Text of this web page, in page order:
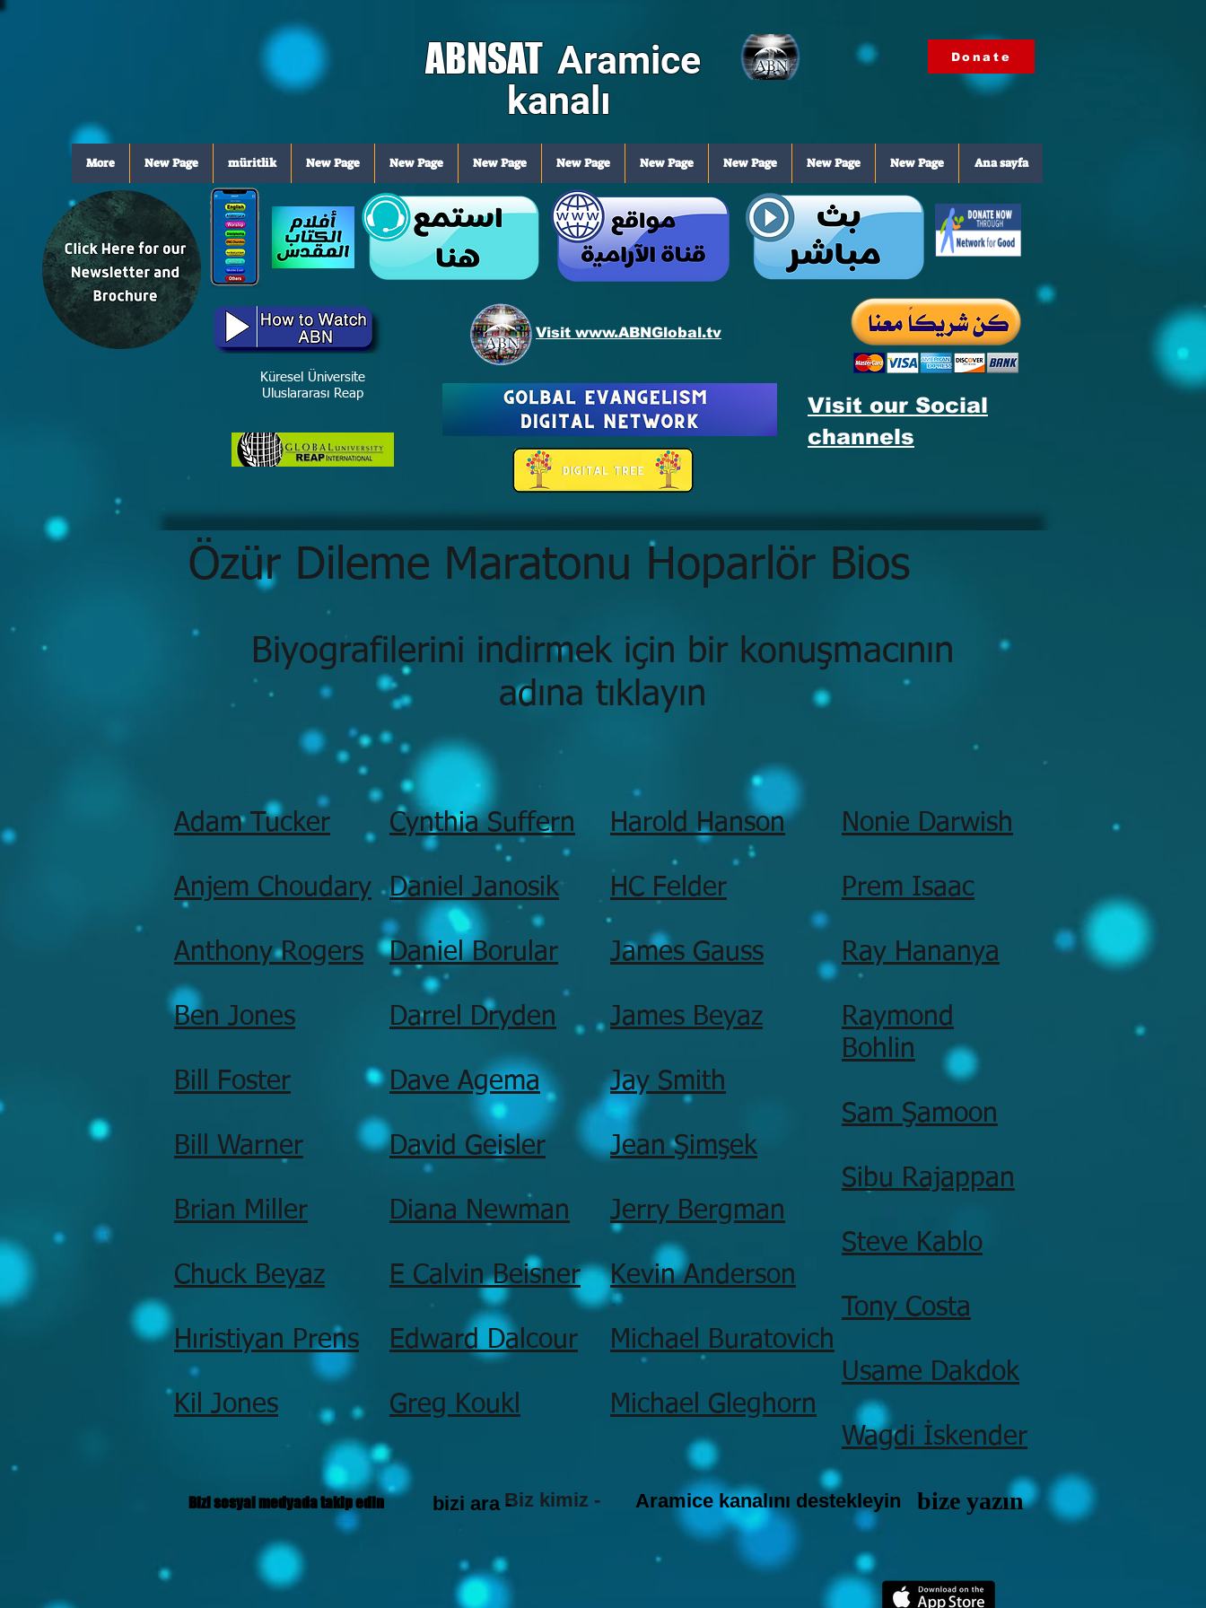
ABNSAT Aramice
kanalı
Donate
Ana sayfa
New Page
New Page
New Page
New Page
New Page
New Page
New Page
New Page
müritlik
New Page
More
Küresel Üniversite
Uluslararası Reap
Visit www.ABNGlobal.tv
Visit our Social
channels
Özür Dileme Maratonu Hoparlör Bios
Biyografilerini indirmek için bir konuşmacının
adına tıklayın
Adam Tucker
Anjem Choudary
Anthony Rogers
Ben Jones
Bill Foster
Bill Warner
Brian Miller
Chuck Beyaz
Hıristiyan Prens
Kil Jones
Cynthia Suffern
Daniel Janosik
Daniel Borular
Darrel Dryden
Dave Agema
David Geisler
Diana Newman
E Calvin Beisner
Edward Dalcour
Greg Koukl
Harold Hanson
HC Felder
James Gauss
James Beyaz
Jay Smith
Jean Şimşek
Jerry Bergman
Kevin Anderson
Michael Buratovich
Michael Gleghorn
Nonie Darwish
Prem Isaac
Ray Hananya
Raymond
Bohlin
Sam Şamoon
Sibu Rajappan
Steve Kablo
Tony Costa
Usame Dakdok
Wagdi İskender
Bizi sosyal medyada takip edin Biz kimiz -
bizi ara - Aramice kanalını destekleyin bize yazın